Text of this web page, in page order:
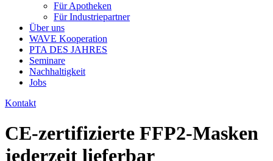
Für Apotheken
Für Industriepartner
Über uns
WAVE Kooperation
PTA DES JAHRES
Seminare
Nachhaltigkeit
Jobs
Kontakt
CE-zertifizierte FFP2-Masken
jederzeit lieferbar